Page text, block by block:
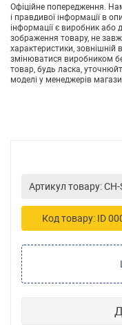
Офіційне попередження.
і правдивої інформації в
інформації є виробник
зображення товару, не
характеристики, зовнішній
змінюватися виробником
товар, будь ласка,
моделі у менеджерів
Артикул товару:
Код товару: ID